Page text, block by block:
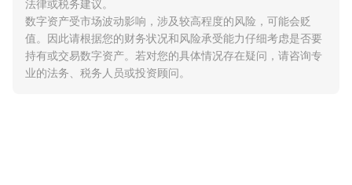
法律或税务建议。
数字资产受市场波动影响，涉及较高程度的风险，可能会贬
值。因此请根据您的财务状况和风险承受能力仔细考虑是否要
持有或交易数字资产。若对您的具体情况存在疑问，请咨询专
业的法务、税务人员或投资顾问。